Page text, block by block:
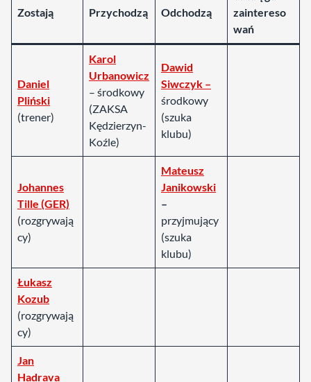
Zostają Przychodzą Odchodzą
zaintereso
wań
Daniel
Pliński
(trener)
Karol
Urbanowicz
– środkowy
(ZAKSA
Kędzierzyn-
Koźle)
Dawid
Siwczyk –
środkowy
(szuka
klubu)
Johannes
Tille (GER)
(rozgrywają
cy)
Mateusz
Janikowski
–
przyjmujący
(szuka
klubu)
Łukasz
Kozub
(rozgrywają
cy)
Jan
Hadrava